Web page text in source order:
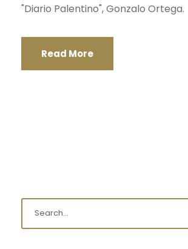
"Diario Palentino", Gonzalo Ortega.
Read More